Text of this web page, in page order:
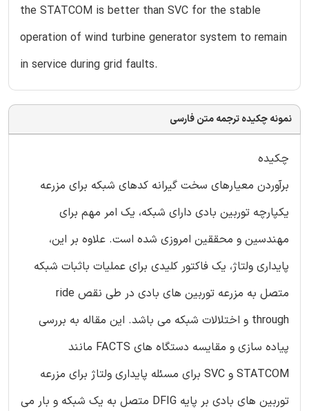
the STATCOM is better than SVC for the stable
operation of wind turbine generator system to remain
in service during grid faults.
نمونه چکیده ترجمه متن فارسی
چکیده
برآوردن معیارهای سخت گیرانه کدهای شبکه برای مزرعه
یکپارچه توربین بادی دارای شبکه، یک امر مهم برای
مهندسین و محققین امروزی شده است. علاوه بر این،
پایداری ولتاژ، یک فاکتور کلیدی برای عملیات باثبات شبکه
متصل به مزرعه توربین های بادی در طی نقص ride
through و اختلالات شبکه می باشد. این مقاله به بررسی
پیاده سازی و مقایسه دستگاه های FACTS مانند
STATCOM و SVC برای مسئله پایداری ولتاژ برای مزرعه
توربین های بادی بر پایه DFIG متصل به یک شبکه و بار می